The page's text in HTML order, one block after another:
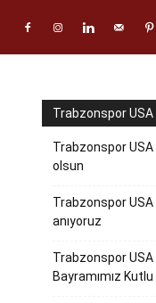
Trabzonspor USA
Trabzonspor
olsun
Trabzonspor
anıyoruz
Trabzonspor
Bayramımız